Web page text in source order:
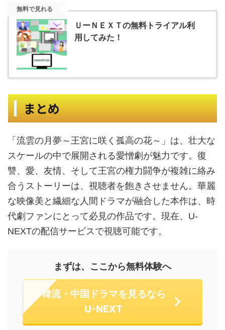
無料で見れる
ＵーＮＥＸＴの無料トライアル利
用してみた！
まとめ
「流雲の月夢～王宮に咲く孤高の花～」は、壮大な
スケールの中で展開される愛憎劇が魅力です。復
讐、愛、友情、そして王宮の権力闘争が複雑に絡み
合うストーリーは、視聴者を飽きさせません。華麗
な映像美と繊細な人間ドラマが融合した本作は、時
代劇ファンにとって必見の作品です。 現在、U-
NEXTの配信サービスで視聴可能です。
まずは、ここから無料体験へ
韓流・中国ドラマを見るなら
U-NEXT